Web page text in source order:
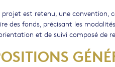
projet est retenu, une convention,
des fonds, précisant les
et de suivi composé de